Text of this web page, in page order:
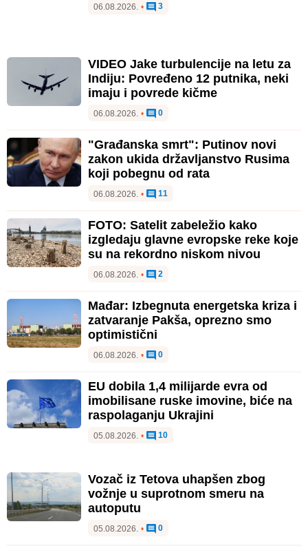
06.08.2026. • 3
VIDEO Jake turbulencije na letu za
Indiju: Povređeno 12 putnika, neki
imaju i povrede kičme
06.08.2026. • 0
"Građanska smrt": Putinov novi
zakon ukida državljanstvo Rusima
koji pobegnu od rata
06.08.2026. • 11
FOTO: Satelit zabeležio kako
izgledaju glavne evropske reke koje
su na rekordno niskom nivou
06.08.2026. • 2
Mađar: Izbegnuta energetska kriza i
zatvaranje Pakša, oprezno smo
optimistični
06.08.2026. • 0
EU dobila 1,4 milijarde evra od
imobilisane ruske imovine, biće na
raspolaganju Ukrajini
05.08.2026. • 10
Vozač iz Tetova uhapšen zbog
vožnje u suprotnom smeru na
autoputu
05.08.2026. • 0